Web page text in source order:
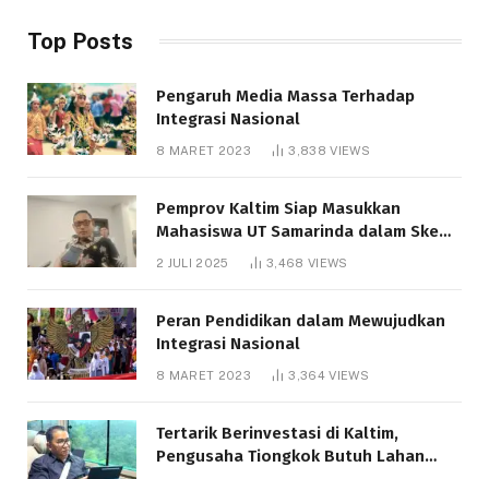
Top Posts
Pengaruh Media Massa Terhadap
Integrasi Nasional
8 MARET 2023 3,838VIEWS
Pemprov Kaltim Siap Masukkan
Mahasiswa UT Samarinda dalam Skema
Bantuan Pendidikan Gratispol
2 JULI 2025 3,468 VIEWS
Peran Pendidikan dalam Mewujudkan
Integrasi Nasional
8 MARET 2023 3,364VIEWS
Tertarik Berinvestasi di Kaltim,
Pengusaha Tiongkok Butuh Lahan